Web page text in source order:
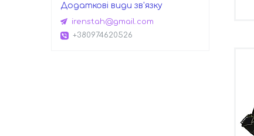
irenstah@gmail.com
+380974620526